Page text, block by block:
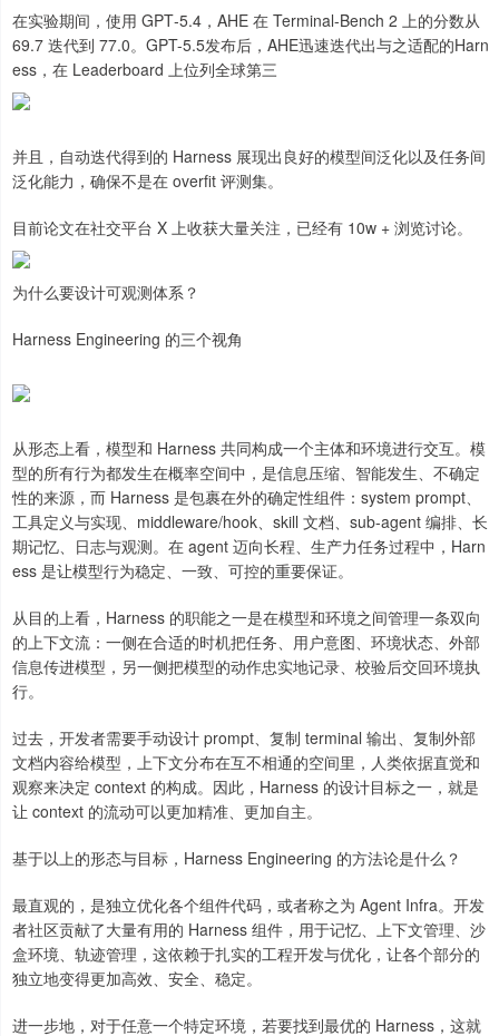
在实验期间，使用 GPT‑5.4，AHE 在 Terminal-Bench 2 上的分数从
69.7 迭代到 77.0。GPT-5.5发布后，AHE迅速迭代出与之适配的Harn
ess，在 Leaderboard 上位列全球第三
并且，自动迭代得到的 Harness 展现出良好的模型间泛化以及任务间
泛化能力，确保不是在 overfit 评测集。
目前论文在社交平台 X 上收获大量关注，已经有 10w + 浏览讨论。
为什么要设计可观测体系？
Harness Engineering 的三个视角
从形态上看，模型和 Harness 共同构成一个主体和环境进行交互。模
型的所有行为都发生在概率空间中，是信息压缩、智能发生、不确定
性的来源，而 Harness 是包裹在外的确定性组件：system prompt、
工具定义与实现、middleware/hook、skill 文档、sub-agent 编排、长
期记忆、日志与观测。在 agent 迈向长程、生产力任务过程中，Harn
ess 是让模型行为稳定、一致、可控的重要保证。
从目的上看，Harness 的职能之一是在模型和环境之间管理一条双向
的上下文流：一侧在合适的时机把任务、用户意图、环境状态、外部
信息传进模型，另一侧把模型的动作忠实地记录、校验后交回环境执
行。
过去，开发者需要手动设计 prompt、复制 terminal 输出、复制外部
文档内容给模型，上下文分布在互不相通的空间里，人类依据直觉和
观察来决定 context 的构成。因此，Harness 的设计目标之一，就是
让 context 的流动可以更加精准、更加自主。
基于以上的形态与目标，Harness Engineering 的方法论是什么？
最直观的，是独立优化各个组件代码，或者称之为 Agent Infra。开发
者社区贡献了大量有用的 Harness 组件，用于记忆、上下文管理、沙
盒环境、轨迹管理，这依赖于扎实的工程开发与优化，让各个部分的
独立地变得更加高效、安全、稳定。
进一步地，对于任意一个特定环境，若要找到最优的 Harness，这就